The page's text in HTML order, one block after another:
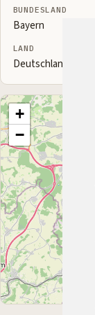
BUNDESLAND
Bayern
LAND
Deutschland
+
−